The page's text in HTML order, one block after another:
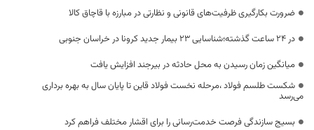
ضرورت بکارگیری ظرفیت‌های قانونی و نظارتی در مبارزه با قاچاق کالا
در 24 ساعت گذشته؛شناسایی 23 بیمار جدید کرونا در خراسان جنوبی
میانگین زمان رسیدن به محل حادثه در بیرجند افزایش یافت
شکست طلسم فولاد ،مرحله نخست فولاد قاین تا پایان سال به بهره برداری
می‌رسد
بسیج سازندگی فرصت خدمت‌رسانی را برای اقشار مختلف فراهم کرد